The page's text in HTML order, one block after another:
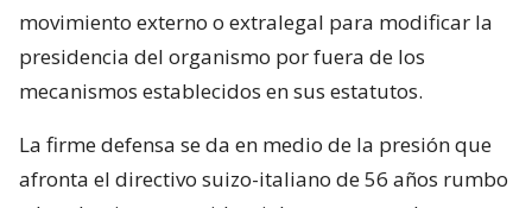
movimiento externo o extralegal para modificar la
presidencia del organismo por fuera de los
mecanismos establecidos en sus estatutos.
La firme defensa se da en medio de la presión que
afronta el directivo suizo-italiano de 56 años rumbo